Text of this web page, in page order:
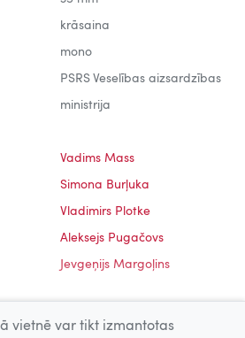
krāsaina
mono
PSRS Veselības aizsardzības
ministrija
Vadims Mass
Simona Burļuka
Vladimirs Plotke
Aleksejs Pugačovs
Jevgeņijs Margoļins
vietnē var tikt izmantotas